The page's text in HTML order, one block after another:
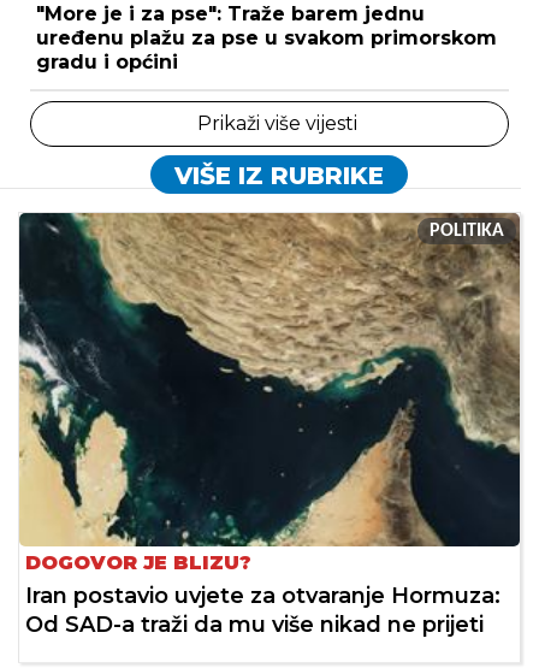
"More je i za pse": Traže barem jednu
uređenu plažu za pse u svakom primorskom
gradu i općini
Prikaži više vijesti
VIŠE IZ RUBRIKE
POLITIKA
DOGOVOR JE BLIZU?
Iran postavio uvjete za otvaranje Hormuza:
Od SAD-a traži da mu više nikad ne prijeti